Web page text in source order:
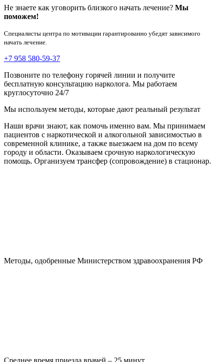
Не знаете как уговорить близкого начать лечение? Мы
поможем!
Специалисты центра по мотивации гарантированно убедят зависимого
начать лечение.
+7 958 580-59-37
Позвоните по телефону горячей линии и получите
бесплатную консультацию нарколога. Мы работаем
круглосуточно 24/7
Мы используем методы, которые дают реальный результат
Наши врачи знают, как помочь именно вам. Мы принимаем
пациентов с наркотической и алкогольной зависимостью в
современной клинике, а также выезжаем на дом по всему
городу и области. Оказываем срочную наркологическую
помощь. Организуем трансфер (сопровождение) в стационар.
Методы, одобренные Министерством здравоохранения РФ